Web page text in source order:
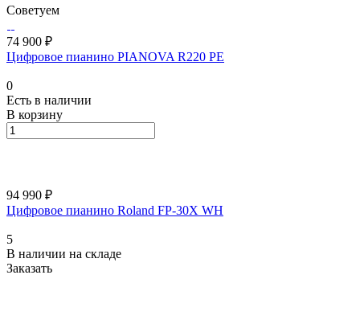
Советуем
74 900 ₽
Цифровое пианино PIANOVA R220 PE
0
Есть в наличии
В корзину
94 990 ₽
Цифровое пианино Roland FP-30X WH
5
В наличии на складе
Заказать